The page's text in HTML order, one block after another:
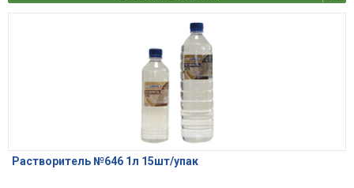
Растворитель №646 1л 15шт/упак